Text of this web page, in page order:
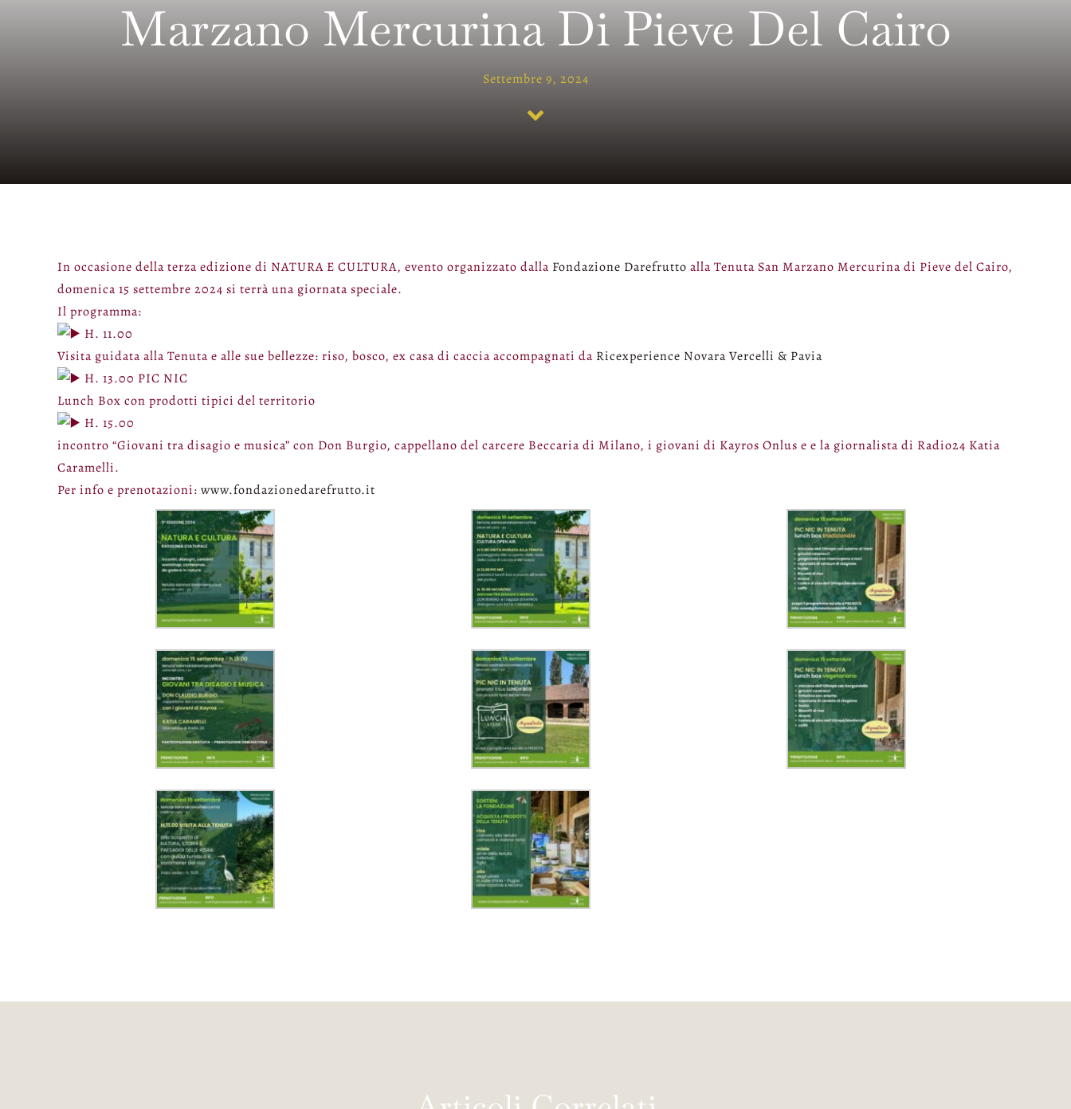
Marzano Mercurina Di Pieve Del Cairo
Settembre 9, 2024
In occasione della terza edizione di NATURA E CULTURA, evento organizzato dalla Fondazione Darefrutto alla Tenuta San Marzano Mercurina di Pieve del Cairo,
domenica 15 settembre 2024 si terrà una giornata speciale.
Il programma:
H. 11.00
Visita guidata alla Tenuta e alle sue bellezze: riso, bosco, ex casa di caccia accompagnati da Ricexperience Novara Vercelli & Pavia
H. 13.00 PIC NIC
Lunch Box con prodotti tipici del territorio
H. 15.00
incontro “Giovani tra disagio e musica” con Don Burgio, cappellano del carcere Beccaria di Milano, i giovani di Kayros Onlus e e la giornalista di Radio24 Katia
Caramelli.
Per info e prenotazioni: www.fondazionedarefrutto.it